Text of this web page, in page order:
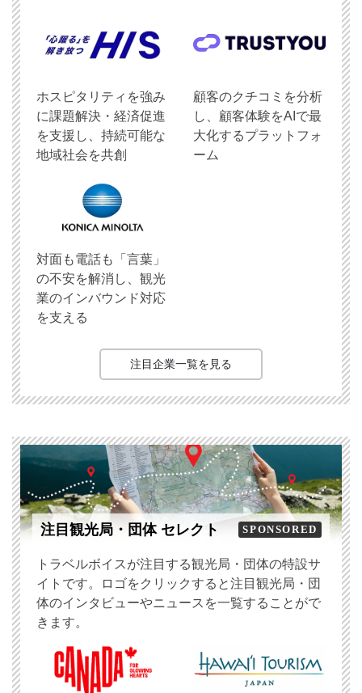
ホスピタリティを強み
に課題解決・経済促進
を支援し、持続可能な
地域社会を共創
顧客のクチコミを分析
し、顧客体験をAIで最
大化するプラットフォ
ーム
対面も電話も「言葉」
の不安を解消し、観光
業のインバウンド対応
を支える
注目企業一覧を見る
注目観光局・団体 セレクト SPONSORED
トラベルボイスが注目する観光局・団体の特設サ
イトです。ロゴをクリックすると注目観光局・団
体のインタビューやニュースを一覧することがで
きます。